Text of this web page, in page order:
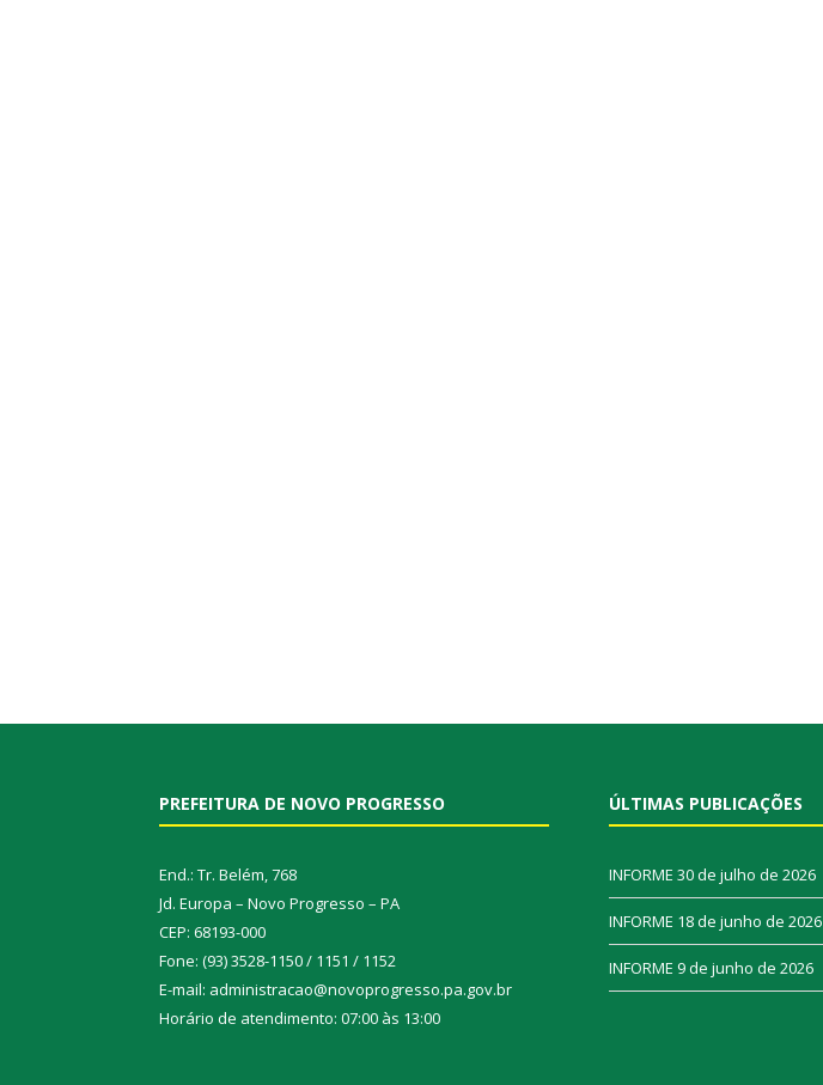
PREFEITURA DE NOVO PROGRESSO
End.: Tr. Belém, 768
Jd. Europa – Novo Progresso – PA
CEP: 68193-000
Fone: (93) 3528-1150 / 1151 / 1152
E-mail: administracao@novoprogresso.pa.gov.br
Horário de atendimento: 07:00 às 13:00
ÚLTIMAS PUBLICAÇÕES
INFORME 30 de julho de 2026
INFORME 18 de junho de 2026
INFORME 9 de junho de 2026